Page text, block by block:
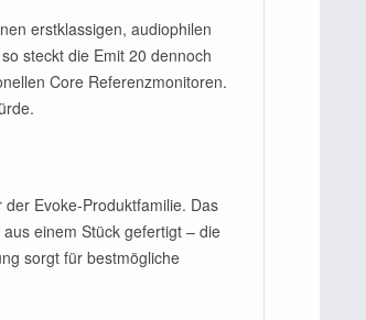
erstklassigen, audiophilen
steckt die Emit 20 dennoch
Core Referenzmonitoren.
Evoke-Produktfamilie. Das
einem Stück gefertigt – die
sorgt für bestmögliche